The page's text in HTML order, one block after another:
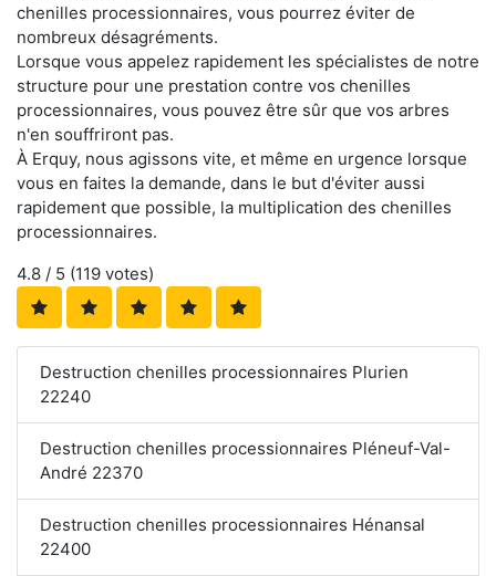
chenilles processionnaires, vous pourrez éviter de
nombreux désagréments.
Lorsque vous appelez rapidement les spécialistes de notre
structure pour une prestation contre vos chenilles
processionnaires, vous pouvez être sûr que vos arbres
n'en souffriront pas.
À Erquy, nous agissons vite, et même en urgence lorsque
vous en faites la demande, dans le but d'éviter aussi
rapidement que possible, la multiplication des chenilles
processionnaires.
4.8 / 5 (119 votes)
Destruction chenilles processionnaires Plurien
22240
Destruction chenilles processionnaires Pléneuf-Val-
André 22370
Destruction chenilles processionnaires Hénansal
22400